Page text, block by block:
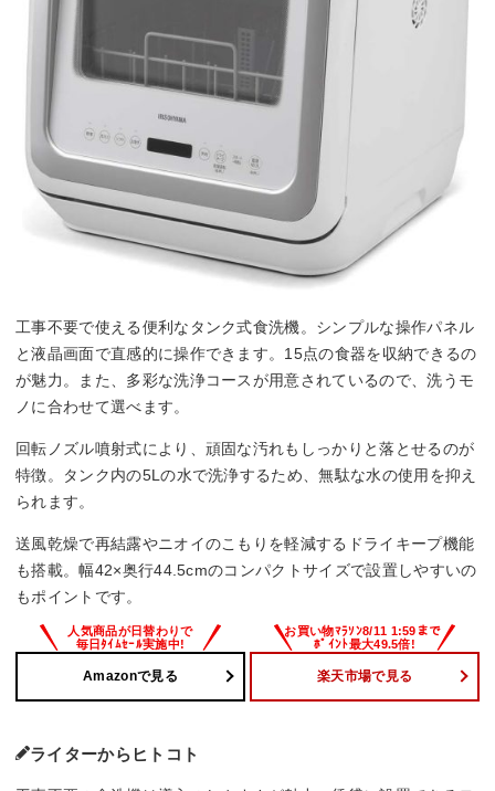
工事不要で使える便利なタンク式食洗機。シンプルな操作パネル
と液晶画面で直感的に操作できます。15点の食器を収納できるの
が魅力。また、多彩な洗浄コースが用意されているので、洗うモ
ノに合わせて選べます。
回転ノズル噴射式により、頑固な汚れもしっかりと落とせるのが
特徴。タンク内の5Lの水で洗浄するため、無駄な水の使用を抑え
られます。
送風乾燥で再結露やニオイのこもりを軽減するドライキープ機能
も搭載。幅42×奥行44.5cmのコンパクトサイズで設置しやすいの
もポイントです。
Amazonで見る 楽天市場で見る
ライターからヒトコト